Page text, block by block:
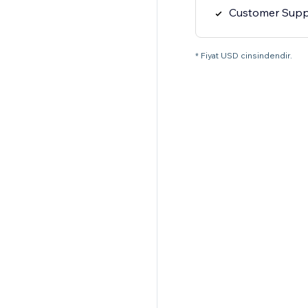
Customer
* Fiyat USD cinsindendir.